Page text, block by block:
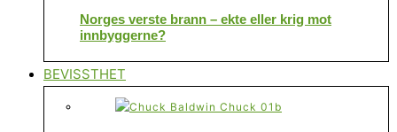
Norges verste brann – ekte eller krig mot
innbyggerne?
BEVISSTHET